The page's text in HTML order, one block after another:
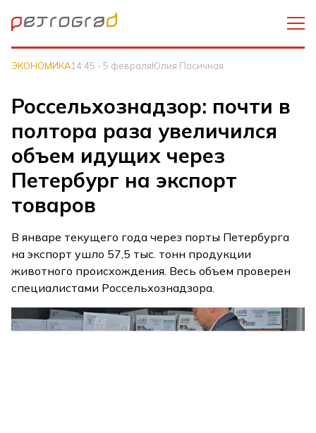
ЭКОНОМИКА14:45 - 5 февраляЮлия Пасичная
Россельхознадзор: почти в
полтора раза увеличился
объем идущих через
Петербург на экспорт
товаров
В январе текущего года через порты Петербурга
на экспорт ушло 57,5 тыс. тонн продукции
животного происхождения. Весь объем проверен
специалистами Россельхознадзора.